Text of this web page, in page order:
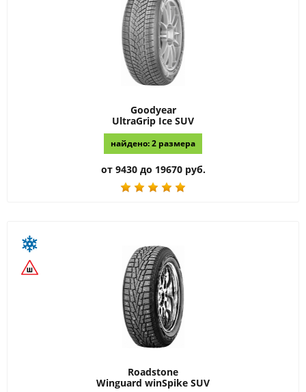
Goodyear
UltraGrip Ice SUV
найдено: 2 размера
от 9430 до 19670 руб.
Roadstone
Winguard winSpike SUV